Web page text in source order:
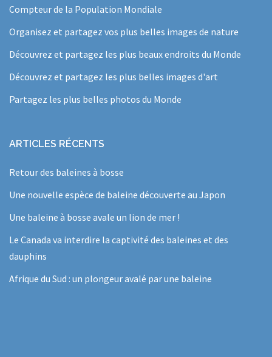
Compteur de la Population Mondiale
Organisez et partagez vos plus belles images de nature
Découvrez et partagez les plus beaux endroits du Monde
Découvrez et partagez les plus belles images d'art
Partagez les plus belles photos du Monde
ARTICLES RÉCENTS
Retour des baleines à bosse
Une nouvelle espèce de baleine découverte au Japon
Une baleine à bosse avale un lion de mer !
Le Canada va interdire la captivité des baleines et des
dauphins
Afrique du Sud : un plongeur avalé par une baleine